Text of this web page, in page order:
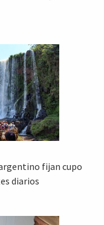
fijan cupo
diarios